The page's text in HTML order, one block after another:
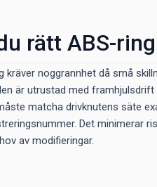
rätt ABS-ring
kräver noggrannhet då små
är utrustad med
matcha drivknutens säte
Det minimerar
av modifieringar.